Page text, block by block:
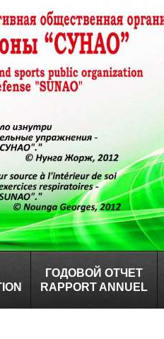
ГОДОВОЙ ОТЧЕТ
RAPPORT ANNUEL